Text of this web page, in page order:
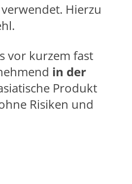
Hierzu
vor kurzem fast
in der
Produkt
Risiken und